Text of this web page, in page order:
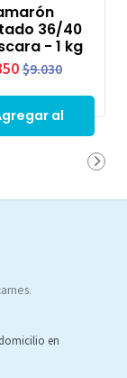
36/40
- 1 kg
$9.030
al
en